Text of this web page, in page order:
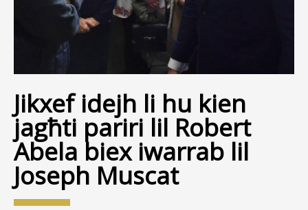
Jikxef idejh li hu kien
jagħti pariri lil Robert
Abela biex iwarrab lil
Joseph Muscat